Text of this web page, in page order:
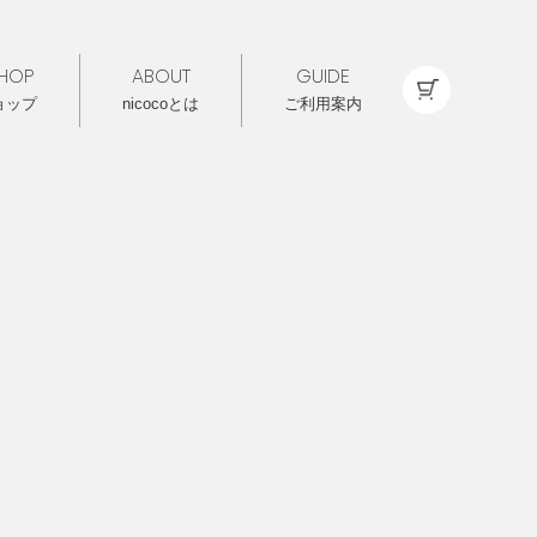
ップ
ABOUT
nicocoとは
GUIDE
ご利用案内